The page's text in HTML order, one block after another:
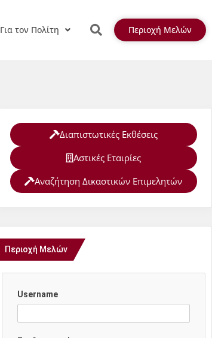
Για τον Πολίτη Περιοχή Μελών
Διαπιστωτικές Εκθέσεις
Αστικές Εταιρίες
Αναζήτηση Δικαστικών Επιμελητών
Περιοχή Μελών
Username